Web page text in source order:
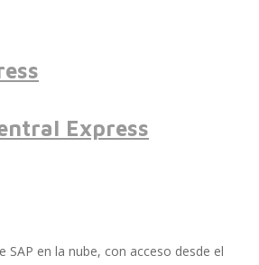
Express
SAP en la nube, con acceso desde el